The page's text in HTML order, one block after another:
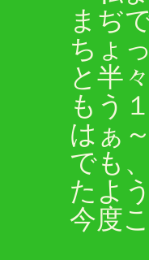
まぢ
ちょ
と半
もう
はぁ
でも
たよ
今度